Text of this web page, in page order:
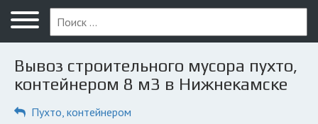
Меню
Главная
Вопрос юристу
Вывоз строительного мусора пухто,
контейнером 8 м3 в Нижнекамске
Пухто, контейнером